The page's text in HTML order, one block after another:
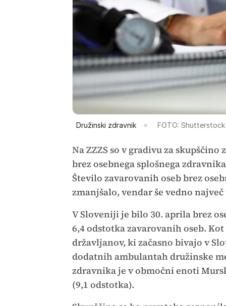
Družinski zdravnik FOTO: Shutterstock
Na ZZZS so v gradivu za
brez osebnega splošnega
Število zavarovanih oseb brez
zmanjšalo, vendar še vedno
V Sloveniji je bilo 30. aprila brez
6,4 odstotka zavarovanih oseb.
državljanov, ki začasno bivajo v
dodatnih ambulantah družinske
zdravnika je v območni enoti
(9,1 odstotka).